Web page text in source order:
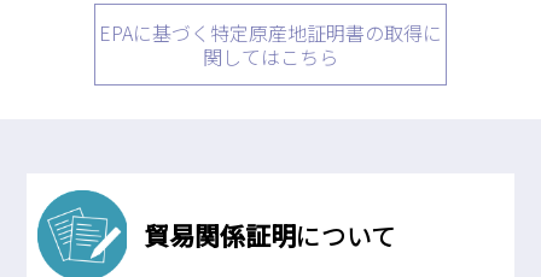
原産地証明など証明を取得したい
相談予約 お問合せ
EPAに基づく特定原産地証明書の取得に
関してはこちら
貿易関係証明について